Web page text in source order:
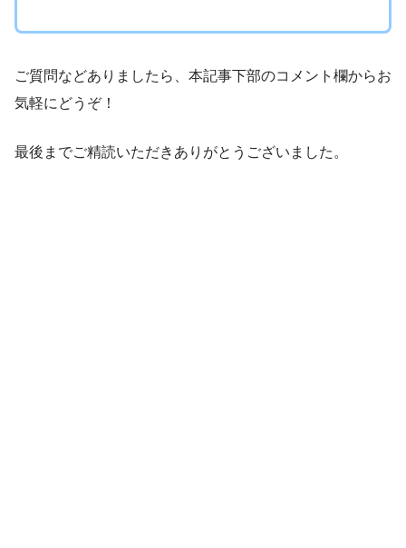
ご質問などありましたら、本記事下部のコメント欄からお
気軽にどうぞ！
最後までご精読いただきありがとうございました。